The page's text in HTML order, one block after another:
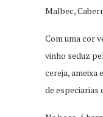
Malbec,
Com uma cor
vinho seduz
cereja, ameixa
de especiarias